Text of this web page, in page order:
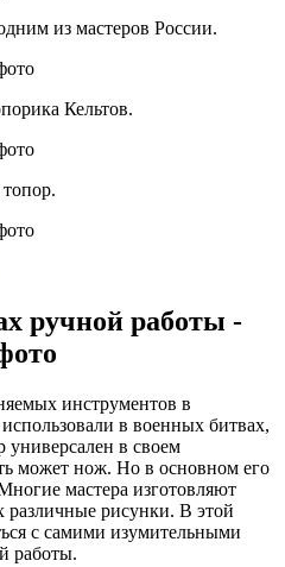
из мастеров России.
Кельтов.
ручной работы -
инструментов в
в военных битвах,
универсален в своем
может нож. Но в основном его
мастера изготовляют
рисунки. В этой
с самими изумительными
работы.